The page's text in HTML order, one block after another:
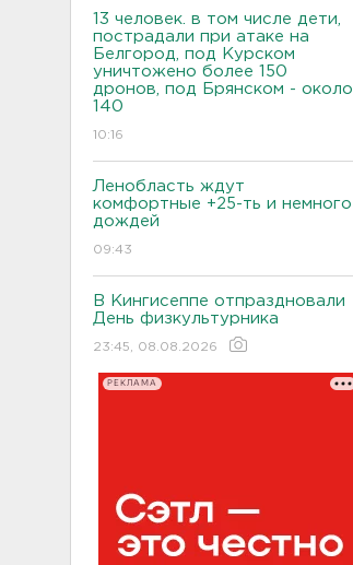
13 человек. в том числе дети,
пострадали при атаке на
Белгород, под Курском
уничтожено более 150
дронов, под Брянском - около
140
10:16
Ленобласть ждут
комфортные +25-ть и немного
дождей
09:43
В Кингисеппе отпраздновали
День физкультурника
23:45, 08.08.2026
РЕКЛАМА